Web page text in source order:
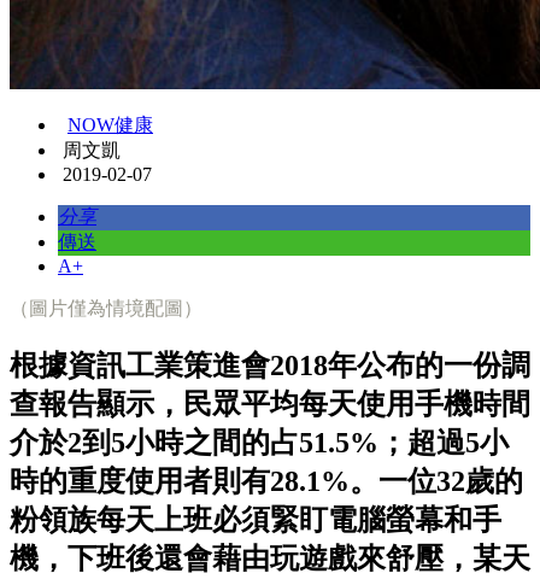
NOW健康
周文凱
2019-02-07
分享
傳送
A+
（圖片僅為情境配圖）
根據資訊工業策進會2018年公布的一份調
查報告顯示，民眾平均每天使用手機時間
介於2到5小時之間的占51.5%；超過5小
時的重度使用者則有28.1%。一位32歲的
粉領族每天上班必須緊盯電腦螢幕和手
機，下班後還會藉由玩遊戲來舒壓，某天